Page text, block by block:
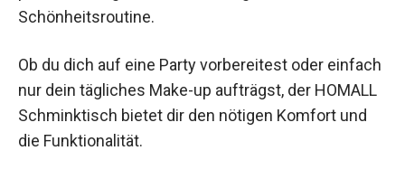
Schönheitsroutine.
Ob du dich auf eine Party vorbereitest oder einfach
nur dein tägliches Make-up aufträgst, der HOMALL
Schminktisch bietet dir den nötigen Komfort und
die Funktionalität.